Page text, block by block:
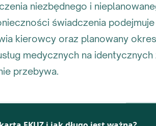
niezbędnego i
świadczenia
kierowcy oraz planowany
medycznych na identycznych
przebywa.